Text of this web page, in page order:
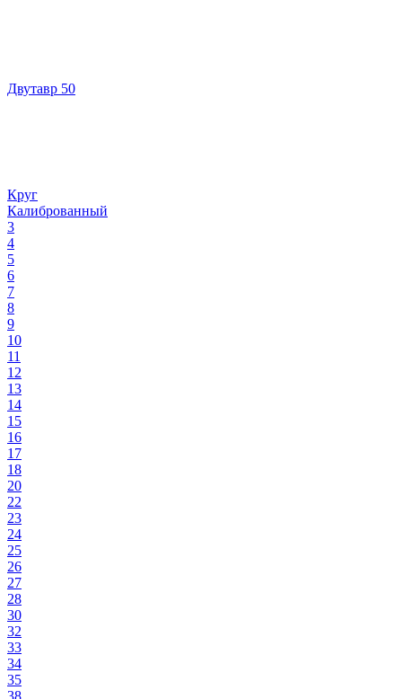
Двутавр 50
Круг
Калиброванный
3
4
5
6
7
8
9
10
11
12
13
14
15
16
17
18
20
22
23
24
25
26
27
28
30
32
33
34
35
38